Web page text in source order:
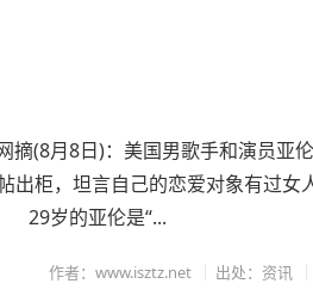
(8月8日)：美国男歌手和演员亚
出柜，坦言自己的恋爱对象有过女
29岁的亚伦是“...
作者：www.isztz.net 出处：资讯